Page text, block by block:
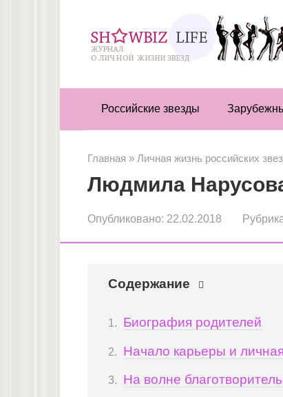
Российские звезды
Главная » Личная жизнь российских
Людмила
Опубликовано: 22.02.2018
Содержание
Биография родителей
Начало карьеры и
На волне